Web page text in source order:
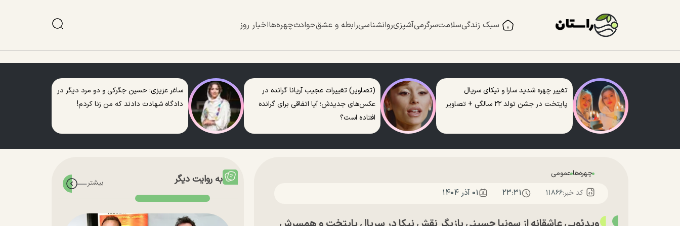
سبک زندگیسلامتسرگرمیآشپزیروانشناسیرابطه و عشقحوادثچهره‌هااخبار روز
تغییر چهره شدید سارا و نیکای سریال
پایتخت در جشن تولد ۲۲ سالگی + تصاویر
(تصاویر) تغییرات عجیب آریانا گرانده در
عکس‌های جدیدش؛ آیا اتفاقی برای گرانده
افتاده است؟
ساغر عزیزی: حسین جگرکی و دو مرد دیگر در
دادگاه شهادت دادند که من زنا کردم!
چهره‌هاعمومی
کد خبر:۱۱۸۶۶ ۲۳:۳۱ ۰۱ آذر ۱۴۰۴
به روایت دیگر